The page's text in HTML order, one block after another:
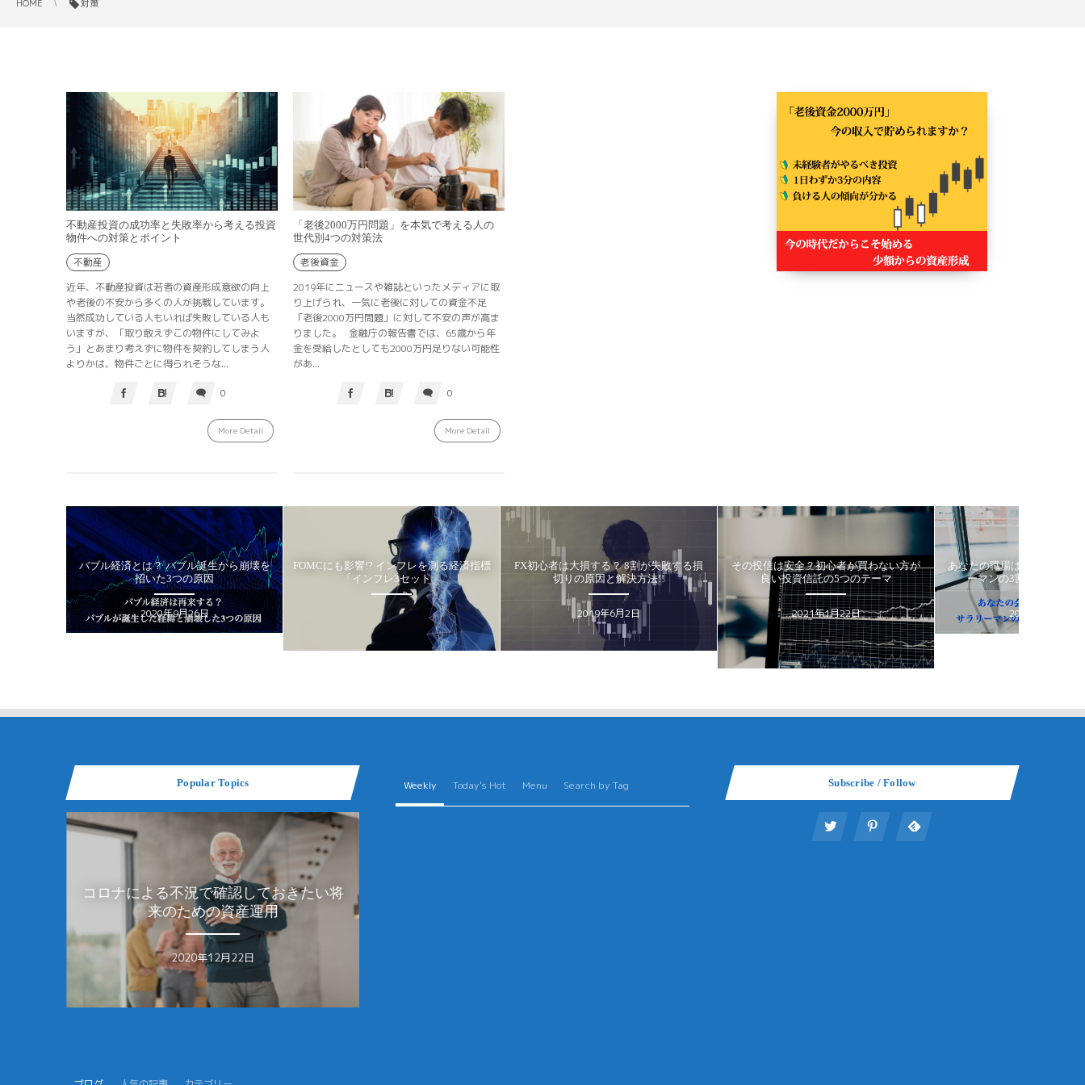
HOME 対策
不動産投資の成功率と失敗率から考える投資
物件への対策とポイント
不動産
近年、不動産投資は若者の資産形成意欲の向上
や老後の不安から多くの人が挑戦しています。
当然成功している人もいれば失敗している人も
いますが、「取り敢えずこの物件にしてみよ
う」とあまり考えずに物件を契約してしまう人
よりかは、物件ごとに得られそうな...
0
More Detail
「老後2000万円問題」を本気で考える人の
世代別4つの対策法
老後資金
2019年にニュースや雑誌といったメディアに取
り上げられ、一気に老後に対しての資金不足
「老後2000万円問題」に対して不安の声が高ま
りました。 金融庁の報告書では、65歳から年
金を受給したとしても2000万円足りない可能性
があ...
0
More Detail
ル誕生から崩壊を
FOMCにも影響!? インフレを測る経済指標
「インフレ3セット」
FX初心者は大損する？ 8割が失敗する損
切りの原因と解決方法!!
2019年6月2日
HAKUMA
その投信は安全？初心者が買わない方が
良い投資信託の5つのテーマ
2021年1月22日
Suru
あなたの職場はブラック企業か？ サラリ
ーマンの3割が不満を感じる理由
2020年5月15日
Suru
老後2000万円問題
Popular Topics
しておきたい将
女性の4割が資産運用の必要性を感じて
る？女性に人気の投資ランキング
Weekly Today's Hot Menu Search by Tag Subscribe / Follow